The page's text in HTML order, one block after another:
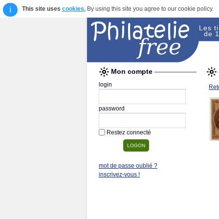
i This site uses cookies.By using this site you agree to our cookie policy.
Les
de
Mon compte
login
password
Restez connecté
mot de passe oublié ?
inscrivez-vous !